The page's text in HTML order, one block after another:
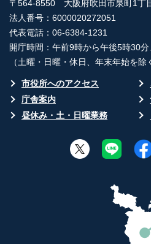
〒564-8550 大阪府吹田市泉町1丁
法人番号：6000020272051
代表電話：06-6384-1231
開庁時間：午前9時から午後5時30分
（土曜・日曜・休日、年末年始を除
市役所へのアクセス
庁舎案内
昼休み・土・日曜業務